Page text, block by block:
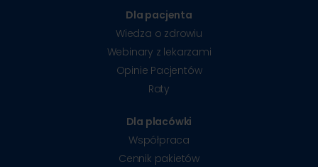
Dla pacjenta
Wiedza o zdrowiu
Webinary z lekarzami
Opinie Pacjentów
Raty
Dla placówki
Współpraca
Cennik pakietów